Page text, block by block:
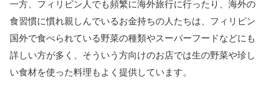
一方、フィリピン人でも頻繁に海外旅行に行ったり、海外の
食習慣に慣れ親しんでいるお金持ちの人たちは、フィリピン
国外で食べられている野菜の種類やスーパーフードなどにも
詳しい方が多く、そういう方向けのお店では生の野菜や珍し
い食材を使った料理もよく提供しています。